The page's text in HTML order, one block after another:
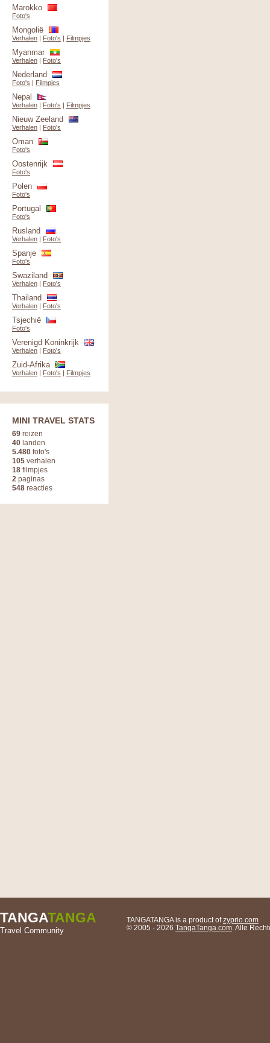
Marokko
Foto's
Mongolië
Verhalen | Foto's | Filmpjes
Myanmar
Verhalen | Foto's
Nederland
Foto's | Filmpjes
Nepal
Verhalen | Foto's | Filmpjes
Nieuw Zeeland
Verhalen | Foto's
Oman
Foto's
Oostenrijk
Foto's
Polen
Foto's
Portugal
Foto's
Rusland
Verhalen | Foto's
Spanje
Foto's
Swaziland
Verhalen | Foto's
Thailand
Verhalen | Foto's
Tsjechië
Foto's
Verenigd Koninkrijk
Verhalen | Foto's
Zuid-Afrika
Verhalen | Foto's | Filmpjes
MINI TRAVEL STATS
69 reizen
40 landen
5.480 foto's
105 verhalen
18 filmpjes
2 paginas
548 reacties
TANGATANGA
Travel Community
TANGATANGA is a product ofzyprio.com
© 2005 - 2026 TangaTanga.com . Alle